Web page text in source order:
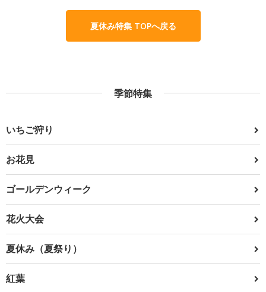
夏休み特集 TOPへ戻る
季節特集
いちご狩り
お花見
ゴールデンウィーク
花火大会
夏休み（夏祭り）
紅葉